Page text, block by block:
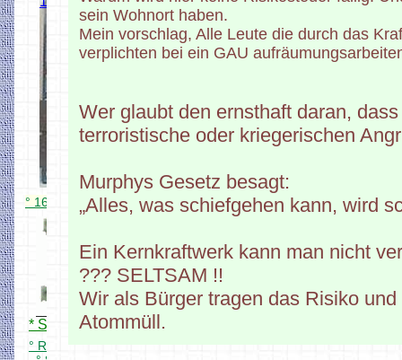
° 16 fach R Melder als Stromfühler
° R Melder Interface für Rocrail
* Simpel 16 X Rückmelder
3Ampere
Stromsensor je
geeignet.
R.Melder
Interface für
Rocrail
sein Wohnort haben.
Mein vorschlag, Alle Leute die durch das
verplichten bei ein GAU
Wer glaubt den ernsthaft daran,
terroristische oder kriegerischen
Murphys Gesetz besagt:
„Alles, was schiefgehen kann, wird
Ein Kernkraftwerk kann man nicht
??? SELTSAM !!
Wir als Bürger tragen das Risiko
Atommüll.